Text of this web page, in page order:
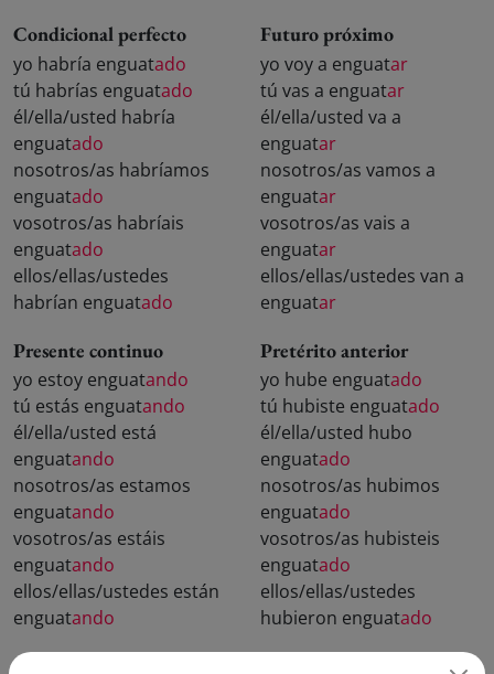
Condicional perfecto
yo habría enguatado
tú habrías enguatado
él/ella/usted habría
enguatado
nosotros/as habríamos
enguatado
vosotros/as habríais
enguatado
ellos/ellas/ustedes
habrían enguatado
Futuro próximo
yo voy a enguatar
tú vas a enguatar
él/ella/usted va a
enguatar
nosotros/as vamos a
enguatar
vosotros/as vais a
enguatar
ellos/ellas/ustedes van a
enguatar
Presente continuo
yo estoy enguatando
tú estás enguatando
él/ella/usted está
enguatando
nosotros/as estamos
enguatando
vosotros/as estáis
enguatando
ellos/ellas/ustedes están
enguatando
Pretérito anterior
yo hube enguatado
tú hubiste enguatado
él/ella/usted hubo
enguatado
nosotros/as hubimos
enguatado
vosotros/as hubisteis
enguatado
ellos/ellas/ustedes
hubieron enguatado